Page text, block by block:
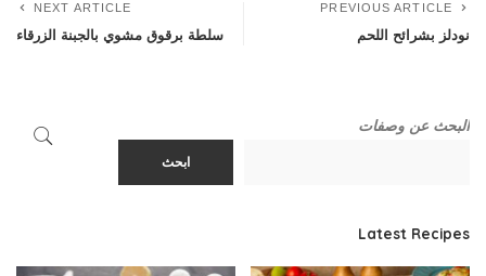
PREVIOUS ARTICLE
نودلز بشرائح اللحم
NEXT ARTICLE
سلطة برقوق مشوي بالجبنة الزرقاء
البحث عن وصفات
ابحث
Latest Recipes